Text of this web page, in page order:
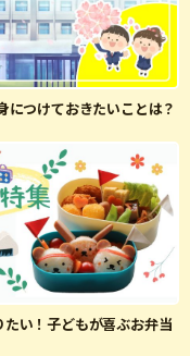
につけておきたいことは？
たい！子どもが喜ぶお弁当